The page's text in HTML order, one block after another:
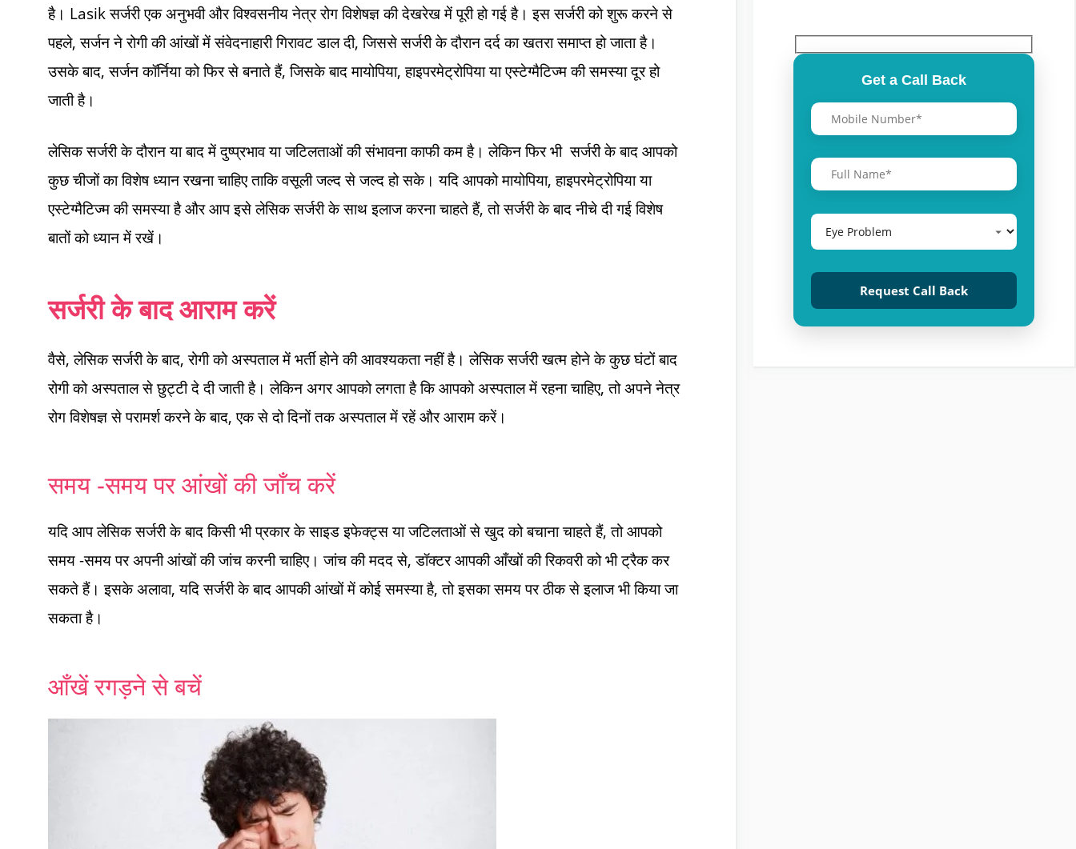
है। Lasik सर्जरी एक अनुभवी और विश्वसनीय नेत्र रोग विशेषज्ञ की देखरेख में पूरी हो गई है। इस सर्जरी को शुरू करने से
पहले, सर्जन ने रोगी की आंखों में संवेदनाहारी गिरावट डाल दी, जिससे सर्जरी के दौरान दर्द का खतरा समाप्त हो जाता है।
उसके बाद, सर्जन कॉर्निया को फिर से बनाते हैं, जिसके बाद मायोपिया, हाइपरमेट्रोपिया या एस्टेग्मैटिज्म की समस्या दूर हो
जाती है।
लेसिक सर्जरी के दौरान या बाद में दुष्प्रभाव या जटिलताओं की संभावना काफी कम है। लेकिन फिर भी सर्जरी के बाद आपको
कुछ चीजों का विशेष ध्यान रखना चाहिए ताकि वसूली जल्द से जल्द हो सके। यदि आपको मायोपिया, हाइपरमेट्रोपिया या
एस्टेग्मैटिज्म की समस्या है और आप इसे लेसिक सर्जरी के साथ इलाज करना चाहते हैं, तो सर्जरी के बाद नीचे दी गई विशेष
बातों को ध्यान में रखें।
सर्जरी के बाद आराम करें
वैसे, लेसिक सर्जरी के बाद, रोगी को अस्पताल में भर्ती होने की आवश्यकता नहीं है। लेसिक सर्जरी खत्म होने के कुछ घंटों बाद
रोगी को अस्पताल से छुट्टी दे दी जाती है। लेकिन अगर आपको लगता है कि आपको अस्पताल में रहना चाहिए, तो अपने नेत्र
रोग विशेषज्ञ से परामर्श करने के बाद, एक से दो दिनों तक अस्पताल में रहें और आराम करें।
समय -समय पर आंखों की जाँच करें
यदि आप लेसिक सर्जरी के बाद किसी भी प्रकार के साइड इफेक्ट्स या जटिलताओं से खुद को बचाना चाहते हैं, तो आपको
समय -समय पर अपनी आंखों की जांच करनी चाहिए। जांच की मदद से, डॉक्टर आपकी आँखों की रिकवरी को भी ट्रैक कर
सकते हैं। इसके अलावा, यदि सर्जरी के बाद आपकी आंखों में कोई समस्या है, तो इसका समय पर ठीक से इलाज भी किया जा
सकता है।
आँखें रगड़ने से बचें
Get a Call Back